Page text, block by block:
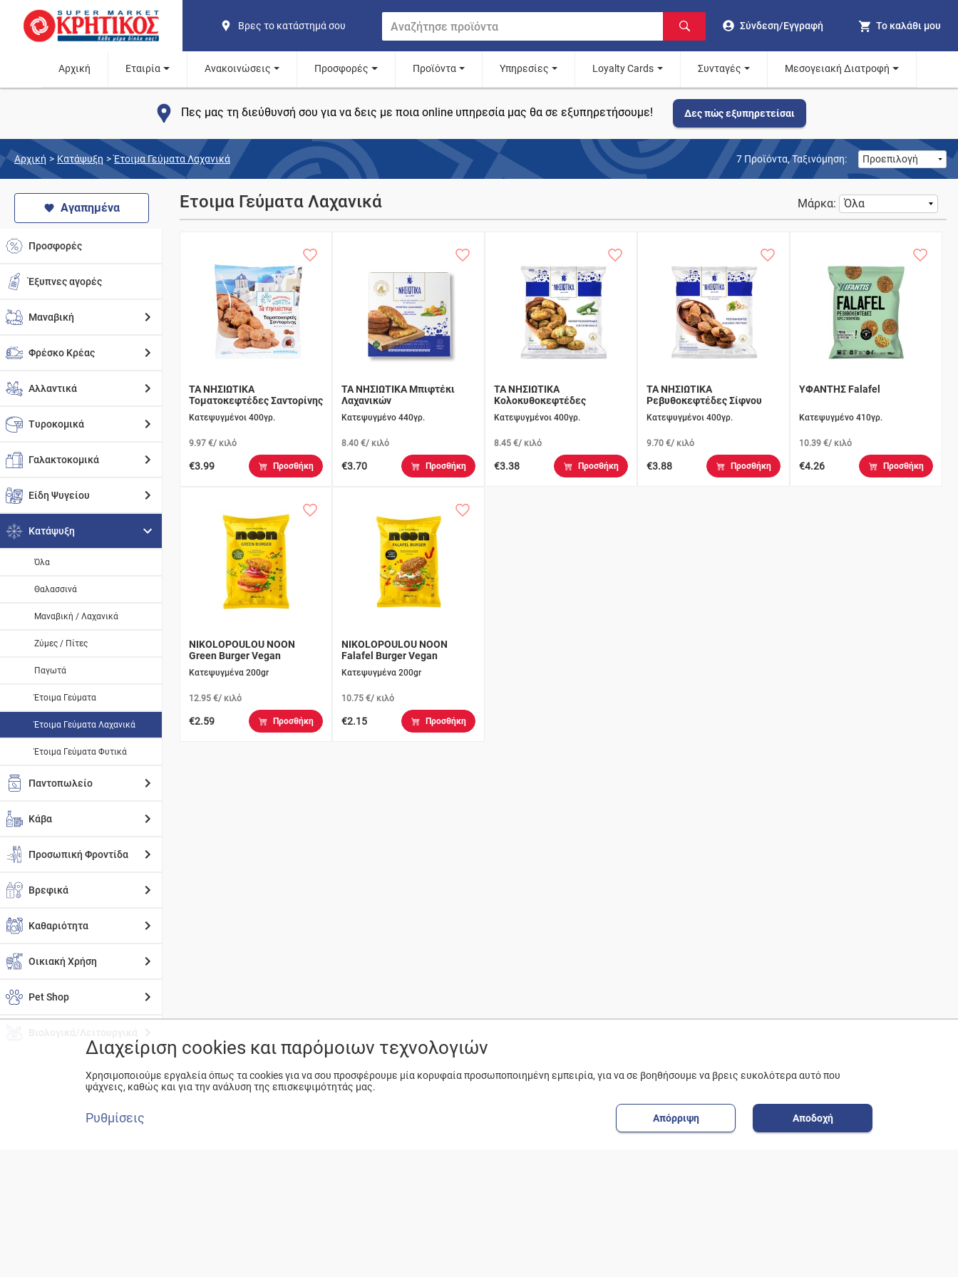
Βρες το κατάστημά σου Σύνδεση/Εγγραφή Το καλάθι μου
Αρχική Εταιρία Ανακοινώσεις Προσφορές Προϊόντα Υπηρεσίες Loyalty Cards Συνταγές Μεσογειακή Διατροφή
Πες μας τη διεύθυνσή σου για να δεις με ποια online υπηρεσία μας θα σε εξυπηρετήσουμε! Δες πώς εξυπηρετείσαι
Αρχική > Κατάψυξη > Έτοιμα Γεύματα Λαχανικά 7Προϊόντα,Ταξινόμηση:
Αγαπημένα
Προσφορές
Έξυπνες αγορές
Μαναβική
Φρέσκο Κρέας
Αλλαντικά
Τυροκομικά
Γαλακτοκομικά
Είδη Ψυγείου
Κατάψυξη
Όλα
Θαλασσινά
Μαναβική / Λαχανικά
Ζύμες / Πίτες
Παγωτά
Έτοιμα Γεύματα
Έτοιμα Γεύματα Λαχανικά
Έτοιμα Γεύματα Φυτικά
Παντοπωλείο
Κάβα
Προσωπική Φροντίδα
Βρεφικά
Καθαριότητα
Οικιακή Χρήση
Pet Shop
Έτοιμα Γεύματα Λαχανικά Μάρκα:
ΤΑ ΝΗΣΙΩΤΙΚΑ
Τοματοκεφτέδες Σαντορίνης
Κατεψυγμένοι 400γρ.
9.97 €/ κιλό
€3.99 Προσθήκη
ΤΑ ΝΗΣΙΩΤΙΚΑ Μπιφτέκι
Λαχανικών
Κατεψυγμένο 440γρ.
8.40 €/ κιλό
€3.70 Προσθήκη
ΤΑ ΝΗΣΙΩΤΙΚΑ
Κολοκυθοκεφτέδες
Κατεψυγμένοι 400γρ.
8.45 €/ κιλό
€3.38 Προσθήκη
ΤΑ ΝΗΣΙΩΤΙΚΑ
Ρεβυθοκεφτέδες Σίφνου
Κατεψυγμένοι 400γρ.
9.70 €/ κιλό
€3.88 Προσθήκη
ΥΦΑΝΤΗΣ Falafel
Κατεψυγμένο 410γρ.
10.39 €/ κιλό
€4.26 Προσθήκη
NIKOLOPOULOU NOON
Green Burger Vegan
Κατεψυγμένα 200gr
12.95 €/ κιλό
€2.59 Προσθήκη
NIKOLOPOULOU NOON
Falafel Burger Vegan
Κατεψυγμένα 200gr
10.75 €/ κιλό
€2.15 Προσθήκη
Διαχείριση cookies και παρόμοιων τεχνολογιών
Χρησιμοποιούμε εργαλεία όπως τα cookies για να σου προσφέρουμε μία κορυφαία προσωποποιημένη εμπειρία, για να σε βοηθήσουμε να βρεις ευκολότερα αυτό που
ψάχνεις, καθώς και για την ανάλυση της επισκεψιμότητάς μας.
Ρυθμίσεις Απόρριψη Αποδοχή